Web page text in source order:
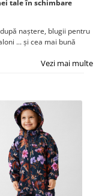
tale în schimbare
naștere, blugii pentru
... și cea mai bună
Vezi mai multe